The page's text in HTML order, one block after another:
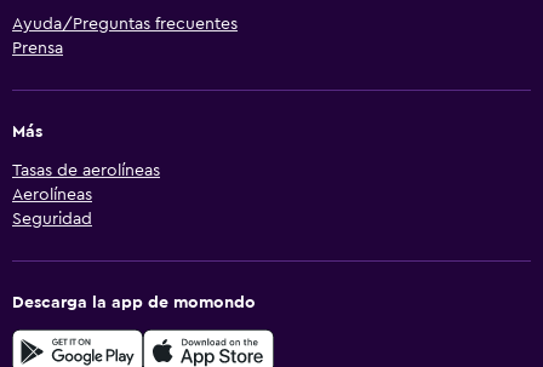
Ayuda/Preguntas frecuentes
Prensa
Más
Tasas de aerolíneas
Aerolíneas
Seguridad
Descarga la app de momondo